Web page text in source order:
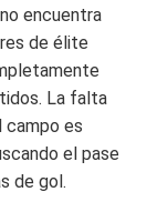
encuentra
de élite
La falta
es
el pase
de gol.